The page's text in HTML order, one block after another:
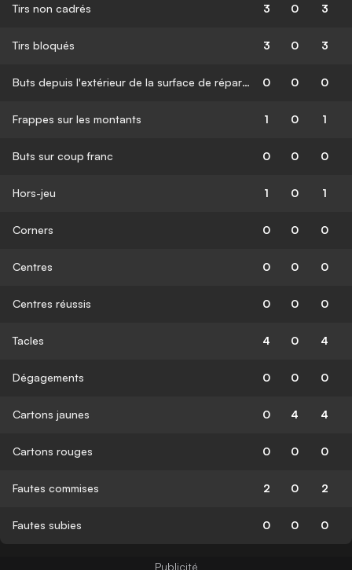
Tirs non cadrés 3 0 3
Tirs bloqués 3 0 3
Buts depuis l'extérieur de la surface de réparation 0 0 0
Frappes sur les montants 1 0 1
Buts sur coup franc 0 0 0
Hors-jeu 1 0 1
Corners 0 0 0
Centres 0 0 0
Centres réussis 0 0 0
Tacles 4 0 4
Dégagements 0 0 0
Cartons jaunes 0 4 4
Cartons rouges 0 0 0
Fautes commises 2 0 2
Fautes subies 0 0 0